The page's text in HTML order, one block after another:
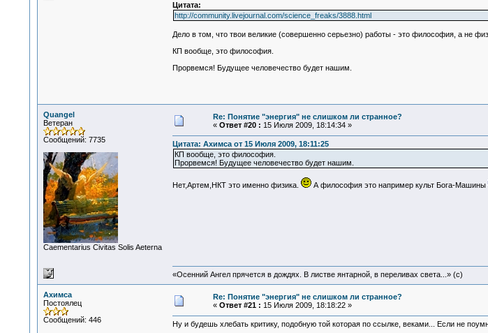
Цитата:
http://community.livejournal.com/science_freaks/3888.html
Дело в том, что твои великие (совершенно серьезно) работы - это философия, а не
КП вообще, это философия.
Прорвемся! Будущее человечество будет нашим.
Quangel
Ветеран
Сообщений: 7735
Сaementarius Civitas Solis Aeterna
Re: Понятие "энергия" не слишком ли странное?
« Ответ #20 : 15 Июля 2009, 18:14:34 »
Цитата: Ахимса от 15 Июля 2009, 18:11:25
КП вообще, это философия.
Прорвемся! Будущее человечество будет нашим.
Нет,Артем,НКТ это именно физика. А философия это например культ Бога-Машины
«Осенний Ангел прячется в дождях. В листве янтарной, в переливах света...» (c)
Ахимса
Постоялец
Сообщений: 446
Re: Понятие "энергия" не слишком ли странное?
« Ответ #21 : 15 Июля 2009, 18:18:22 »
Ну и будешь хлебать критику, подобную той которая по ссылке, веками... Если не